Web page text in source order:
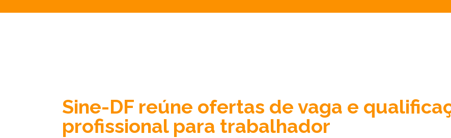
Sine-DF reúne ofertas de vaga e
profissional para trabalhador